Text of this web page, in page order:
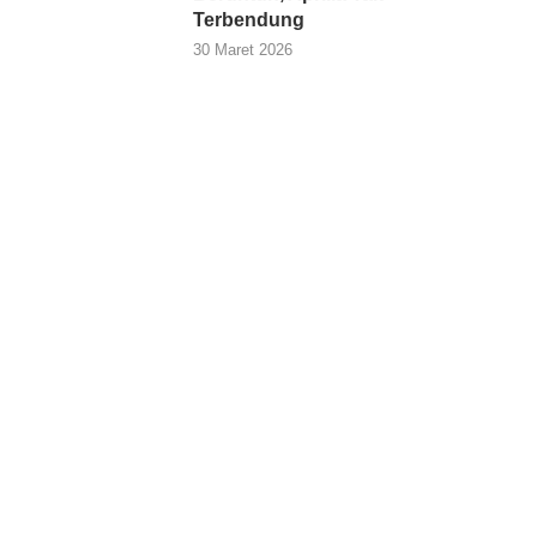
Terbendung
30 Maret 2026